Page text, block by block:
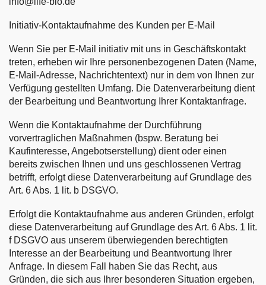
Initiativ-Kontaktaufnahme des Kunden per E-Mail
Wenn Sie per E-Mail initiativ mit uns in Geschäftskontakt
treten, erheben wir Ihre personenbezogenen Daten (Name,
E-Mail-Adresse, Nachrichtentext) nur in dem von Ihnen zur
Verfügung gestellten Umfang. Die Datenverarbeitung dient
der Bearbeitung und Beantwortung Ihrer Kontaktanfrage.
Wenn die Kontaktaufnahme der Durchführung
vorvertraglichen Maßnahmen (bspw. Beratung bei
Kaufinteresse, Angebotserstellung) dient oder einen
bereits zwischen Ihnen und uns geschlossenen Vertrag
betrifft, erfolgt diese Datenverarbeitung auf Grundlage des
Art. 6 Abs. 1 lit. b DSGVO.
Erfolgt die Kontaktaufnahme aus anderen Gründen, erfolgt
diese Datenverarbeitung auf Grundlage des Art. 6 Abs. 1 lit.
f DSGVO aus unserem überwiegenden berechtigten
Interesse an der Bearbeitung und Beantwortung Ihrer
Anfrage. In diesem Fall haben Sie das Recht, aus
Gründen, die sich aus Ihrer besonderen Situation ergeben,